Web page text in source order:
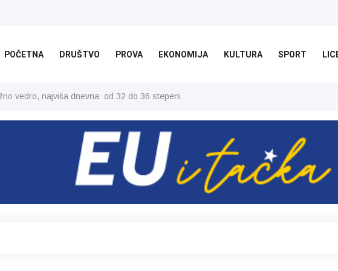
POČETNA DRUŠTVO PROVA EKONOMIJA KULTURA SPORT
vedro, najviša dnevna od 32 do 36 stepeni